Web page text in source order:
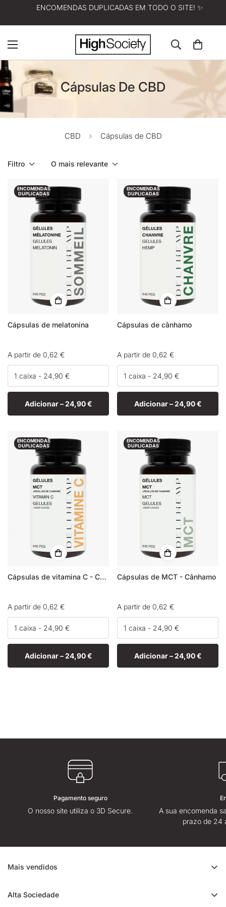
ENCOMENDAS DUPLICADAS EM TODO O SITE! ✨
Cápsulas De CBD
CBD Cápsulas de CBD
Filtro O mais relevante
ENCOMENDAS
DUPLICADAS
Cápsulas de melatonina
Preço
normal
A partir de 0,62 €
Adicionar –24,90 €
ENCOMENDAS
DUPLICADAS
Cápsulas de cânhamo
Preço
normal
A partir de 0,62 €
Adicionar –24,90 €
ENCOMENDAS
DUPLICADAS
Cápsulas de vitamina C - Cânhamo
Preço
normal
A partir de 0,62 €
Adicionar –24,90 €
ENCOMENDAS
DUPLICADAS
Cápsulas de MCT - Cânhamo
Preço
normal
A partir de 0,62 €
Adicionar –24,90 €
Pagamento seguro
O nosso site utiliza o 3D Secure.
A sua encomenda
prazo de 24
Mais vendidos
Alta Sociedade